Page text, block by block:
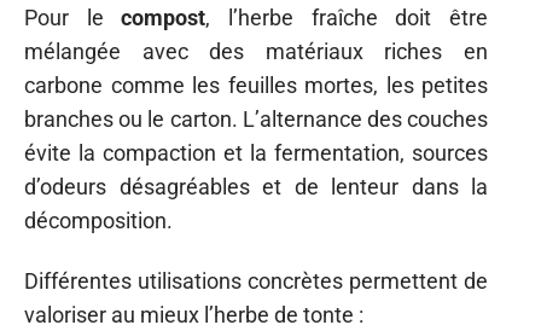
Pour lecompost, l’herbe fraîche doit être
mélangée avec des matériaux riches en
carbone comme les feuilles mortes, les petites
branches ou le carton. L’alternance des couches
évite la compaction et la fermentation, sources
d’odeurs désagréables et de lenteur dans la
décomposition.
Différentes utilisations concrètes permettent de
valoriser au mieux l’herbe de tonte :